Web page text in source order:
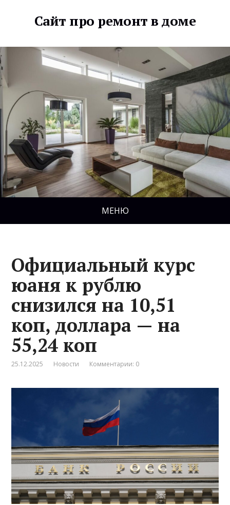
Сайт про ремонт в доме
МЕНЮ
Официальный курс
юаня к рублю
снизился на 10,51
коп, доллара — на
55,24 коп
25.12.2025 Новости Комментарии: 0